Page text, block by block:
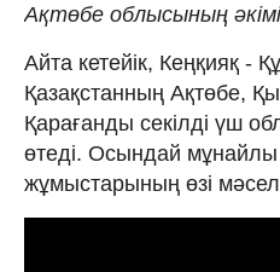
Ақтөбе облысының
Айта кетейік, Кеңқияқ -
Қазақстанның Ақтөбе,
Қарағанды секілді үш
өтеді. Осындай
жұмыстарының өзі